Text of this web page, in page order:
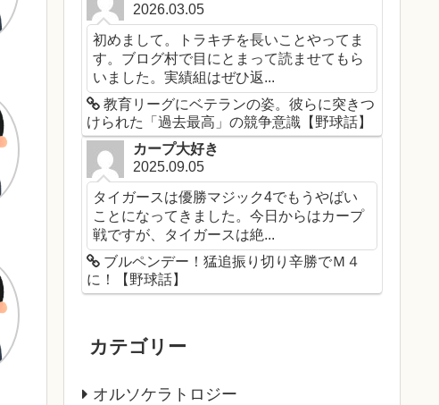
2026.03.05
初めまして。トラキチを長いことやってま
す。ブログ村で目にとまって読ませてもら
いました。実績組はぜひ返...
教育リーグにベテランの姿。彼らに突きつ
けられた「過去最高」の競争意識【野球話】
カープ大好き
2025.09.05
タイガースは優勝マジック4でもうやばい
ことになってきました。今日からはカープ
戦ですが、タイガースは絶...
ブルペンデー！猛追振り切り辛勝でＭ４
に！【野球話】
カテゴリー
オルソケラトロジー